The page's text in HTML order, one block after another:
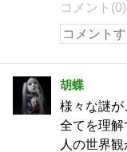
コメント(0)
胡蝶
様々な謎が
全てを理
人の世界